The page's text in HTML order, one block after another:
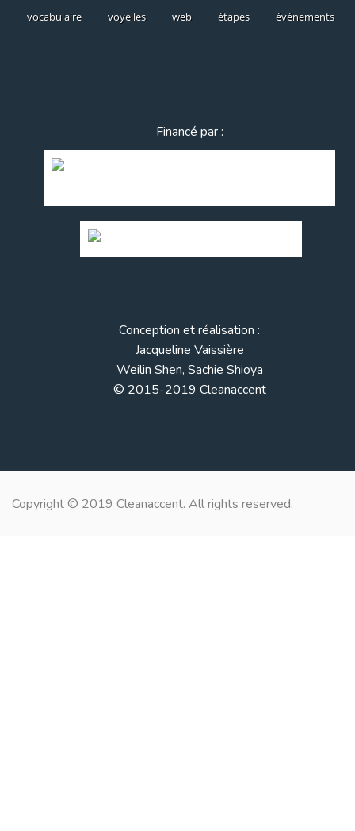
vocabulaire
voyelles web étapes événements
Financé par :
Conception et réalisation :
Jacqueline Vaissière
Weilin Shen, Sachie Shioya
© 2015-2019 Cleanaccent
Copyright © 2019 Cleanaccent. All rights reserved.